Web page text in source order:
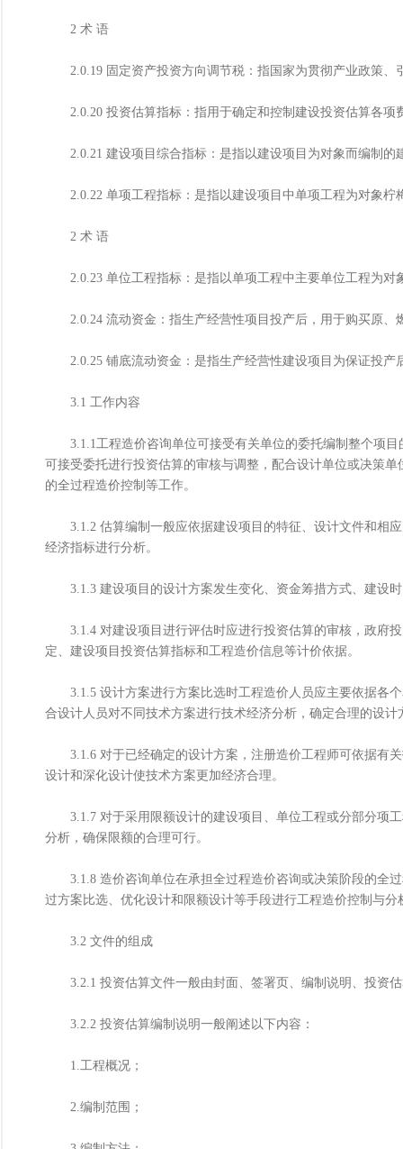
2 术 语
2.0.19 固定资产投资方向调节税：指国家为贯彻产业政策、
2.0.20 投资估算指标：指用于确定和控制建设投资估算各项
2.0.21 建设项目综合指标：是指以建设项目为对象而编制的
2.0.22 单项工程指标：是指以建设项目中单项工程为对象柠
2 术 语
2.0.23 单位工程指标：是指以单项工程中主要单位工程为对
2.0.24 流动资金：指生产经营性项目投产后，用于购买原、
2.0.25 铺底流动资金：是指生产经营性建设项目为保证投产
3.1 工作内容
3.1.1工程造价咨询单位可接受有关单位的委托编制整个项目
可接受委托进行投资估算的审核与调整，配合设计单位或决策
的全过程造价控制等工作。
3.1.2 估算编制一般应依据建设项目的特征、设计文件和相应
经济指标进行分析。
3.1.3 建设项目的设计方案发生变化、资金筹措方式、建设
3.1.4 对建设项目进行评估时应进行投资估算的审核，政府投
定、建设项目投资估算指标和工程造价信息等计价依据。
3.1.5 设计方案进行方案比选时工程造价人员应主要依据各
合设计人员对不同技术方案进行技术经济分析，确定合理的设计
3.1.6 对于已经确定的设计方案，注册造价工程师可依据有关
设计和深化设计使技术方案更加经济合理。
3.1.7 对于采用限额设计的建设项目、单位工程或分部分项工
分析，确保限额的合理可行。
3.1.8 造价咨询单位在承担全过程造价咨询或决策阶段的全过
过方案比选、优化设计和限额设计等手段进行工程造价控制与
3.2 文件的组成
3.2.1 投资估算文件一般由封面、签署页、编制说明、投资
3.2.2 投资估算编制说明一般阐述以下内容：
1.工程概况；
2.编制范围；